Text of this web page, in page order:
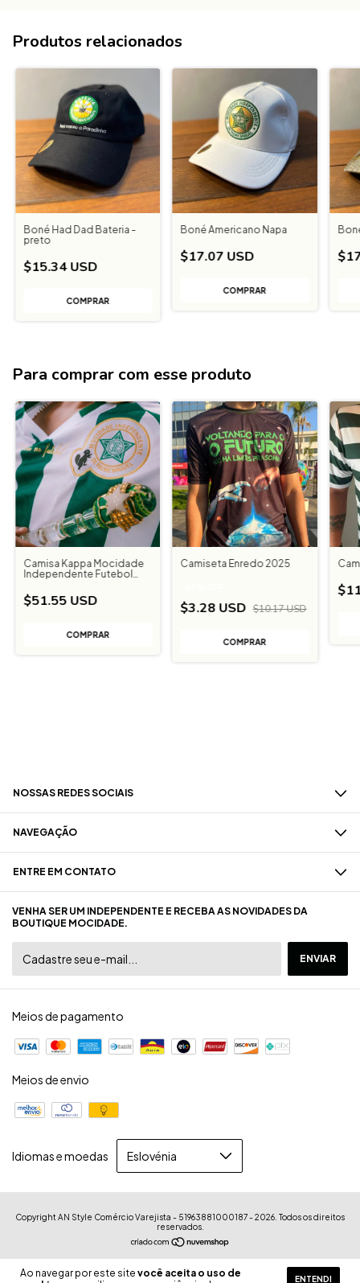
Ao navegar por este site você aceita o uso de
ENTENDI
Produtos relacionados
Boné Had Dad Bateria -
preto
$15.34 USD
Boné Americano Napa
$17.07 USD
Para comprar com esse produto
Camisa Kappa Mocidade
Independente Futebol
$51.55 USD
COMPRAR
Camiseta Enredo 2025
$3.28 USD $10.17 USD
COMPRAR
NOSSAS REDES SOCIAIS
NAVEGAÇÃO
ENTRE EM CONTATO
VENHA SER UM INDEPENDENTE E RECEBA AS NOVIDADES DA
BOUTIQUE MOCIDADE.
Meios de pagamento
Meios de envio
Idiomas e moedas
Copyright AN Style Comércio Varejista - 51963881000187 - 2026. Todos os direitos
reservados.